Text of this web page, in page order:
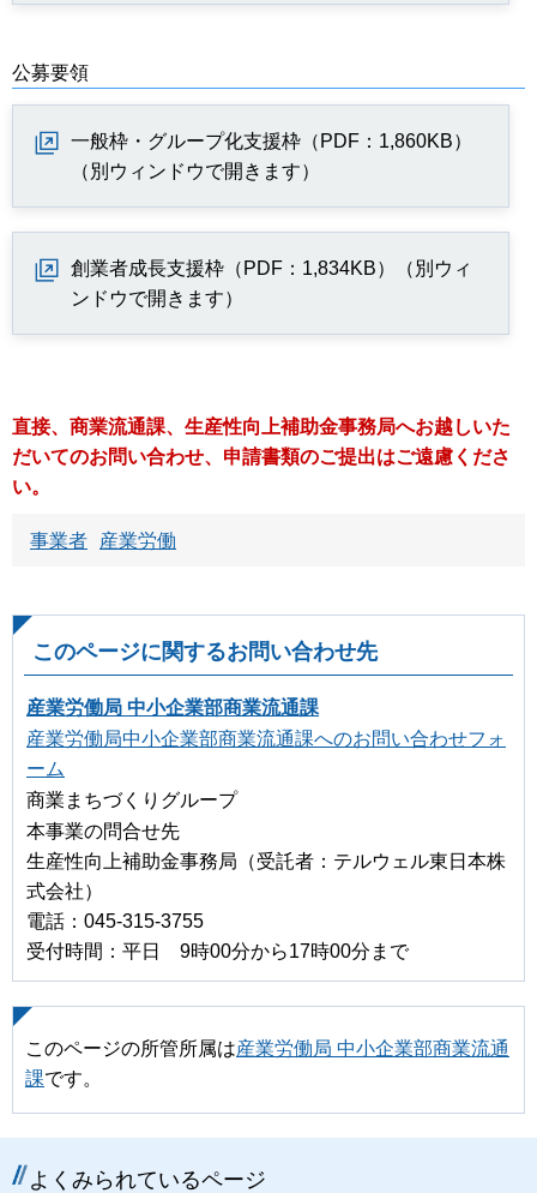
公募要領
一般枠・グループ化支援枠（PDF：1,860KB）
（別ウィンドウで開きます）
創業者成長支援枠（PDF：1,834KB）（別ウィ
ンドウで開きます）
直接、商業流通課、生産性向上補助金事務局へお越しいた
だいてのお問い合わせ、申請書類のご提出はご遠慮くださ
い。
事業者 産業労働
このページに関するお問い合わせ先
産業労働局 中小企業部商業流通課
産業労働局中小企業部商業流通課へのお問い合わせフォ
ーム
商業まちづくりグループ
本事業の問合せ先
生産性向上補助金事務局（受託者：テルウェル東日本株
式会社）
電話：045-315-3755
受付時間：平日 9時00分から17時00分まで
このページの所管所属は産業労働局 中小企業部商業流通
課です。
よくみられているページ